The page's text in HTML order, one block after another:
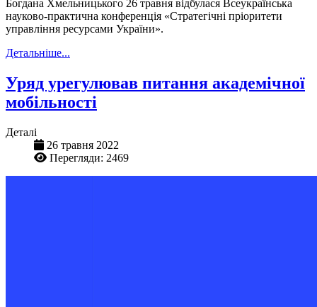
Богдана Хмельницького 26 травня відбулася Всеукраїнська
науково-практична конференція «Стратегічні пріоритети
управління ресурсами України».
Детальніше...
Уряд урегулював питання академічної
мобільності
Деталі
26 травня 2022
Перегляди: 2469